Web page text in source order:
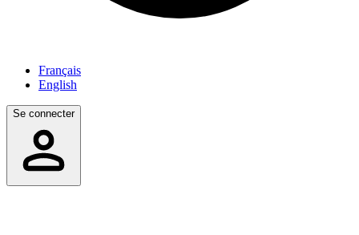
Français
English
Se connecter